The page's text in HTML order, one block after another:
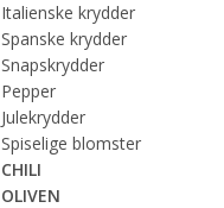
Italienske krydder
Spanske krydder
Snapskrydder
Pepper
Julekrydder
Spiselige blomster
CHILI
OLIVEN